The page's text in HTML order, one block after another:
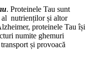
. Proteinele Tau sunt
al nutrienților și altor
proteinele Tau își
numite ghemuri
și provoacă